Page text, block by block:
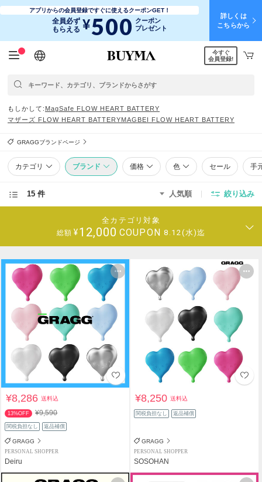
アプリからの会員登録ですぐに使えるクーポンGET！
全員必ず
もらえる ¥500 クーポン
プレゼント
詳しくは
こちらから
日本語
English
简体中文
繁體中文
今すぐ
会員登録!
もしかして MagSafe FLOW HEART BATTERY
マザーズ FLOW HEART BATTERYMAGBEI FLOW HEART BATTERY
GRAGGブランドページ
カテゴリ ブランド 価格 色 セール 手
15 件 人気順 絞り込み
全カテゴリ対象
総額 ¥12,000 COUPON 8.12(水)迄
¥8,286送料込
13%OFF ¥9,590
関税負担なし 返品補償
GRAGG
PERSONAL SHOPPER
Deiru
¥8,250送料込
関税負担なし 返品補償
GRAGG
PERSONAL SHOPPER
SOSOHAN